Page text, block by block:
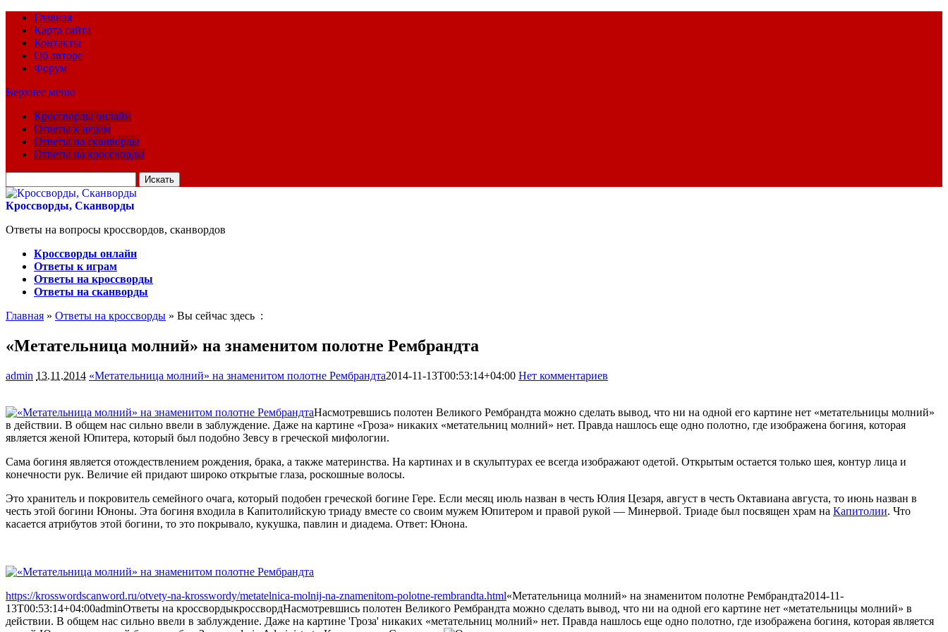
Главная
Карта сайта
Контакты
Об авторе
Форум
Верхнее меню
Кроссворды онлайн
Ответы к играм
Ответы на сканворды
Ответы на кроссворды
для:
Кроссворды, Сканворды
Ответы на вопросы кроссвордов, сканвордов
Кроссворды онлайн
Ответы к играм
Ответы на кроссворды
Ответы на сканворды
Главная » Ответы на кроссворды » Вы сейчас здесь :
«Метательница молний» на знаменитом полотне Рембрандта
admin 13.11.2014 «Метательница молний» на знаменитом полотне Рембрандта2014-11-13T00:53:14+04:00 Нет комментариев
Насмотревшись полотен Великого Рембрандта можно сделать вывод, что ни на одной его картине нет «метательницы молний»
в действии. В общем нас сильно ввели в заблуждение. Даже на картине «Гроза» никаких «метательниц молний» нет. Правда нашлось еще одно полотно, где изображена богиня, которая
является женой Юпитера, который был подобно Зевсу в греческой мифологии.
Сама богиня является отождествлением рождения, брака, а также материнства. На картинах и в скульптурах ее всегда изображают одетой. Открытым остается только шея, контур лица и
конечности рук. Величие ей придают широко открытые глаза, роскошные волосы.
Это хранитель и покровитель семейного очага, который подобен греческой богине Гере. Если месяц июль назван в честь Юлия Цезаря, август в честь Октавиана августа, то июнь назван в
честь этой богини Юноны. Эта богиня входила в Капитолийскую триаду вместе со своим мужем Юпитером и правой рукой — Минервой. Триаде был посвящен храм на Капитолии. Что
касается атрибутов этой богини, то это покрывало, кукушка, павлин и диадема. Ответ: Юнона.
https://krosswordscanword.ru/otvety-na-krosswordy/metatelnica-molnij-na-znamenitom-polotne-rembrandta.html«Метательница молний» на знаменитом полотне Рембрандта2014-11-
13T00:53:14+04:00adminОтветы на кроссвордыкроссвордНасмотревшись полотен Великого Рембрандта можно сделать вывод, что ни на одной его картине нет «метательницы молний» в
действии. В общем нас сильно ввели в заблуждение. Даже на картине 'Гроза' никаких «метательниц молний» нет. Правда нашлось еще одно полотно, где изображена богиня, которая является